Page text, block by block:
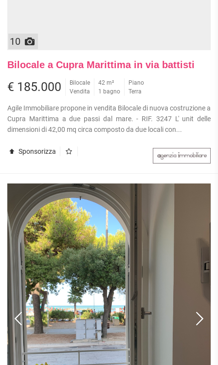
10
Bilocale a Cupra Marittima in via battisti
€ 185.000
Bilocale
Vendita
42 m²
1 bagno
Piano
Terra
Agile Immobiliare propone in vendita Bilocale di nuova costruzione a
Cupra Marittima a due passi dal mare. - RIF. 3247 L' unit delle
dimensioni di 42,00 mq circa composto da due locali con...
Sponsorizza